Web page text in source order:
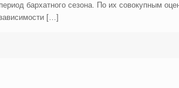
бархатного сезона. По их совокупным
[…]